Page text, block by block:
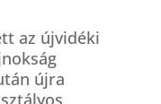
az újvidéki
újra